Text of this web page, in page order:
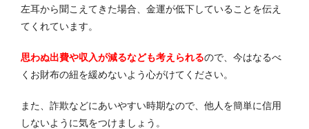
左耳から聞こえてきた場合、金運が低下していることを伝え
てくれています。
思わぬ出費や収入が減るなども考えられるので、今はなるべ
くお財布の紐を緩めないよう心がけてください。
また、詐欺などにあいやすい時期なので、他人を簡単に信用
しないように気をつけましょう。